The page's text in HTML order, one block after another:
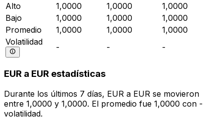
Alto
1,0000 1,0000
1,0000
Bajo
1,0000 1,0000
1,0000
Promedio
1,0000 1,0000
1,0000
Volatilidad
- - -
EUR a EUR estadísticas
Durante los últimos 7 días, EUR a EUR se movieron
entre 1,0000 y 1,0000. El promedio fue 1,0000 con -
volatilidad.